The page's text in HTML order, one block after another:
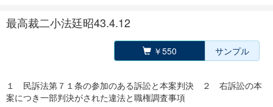
最高裁二小法廷昭43.4.12
￥550 サンプル
１ 民訴法第７１条の参加のある訴訟と本案判決 ２ 右訴訟の本
案につき一部判決がされた違法と職権調査事項